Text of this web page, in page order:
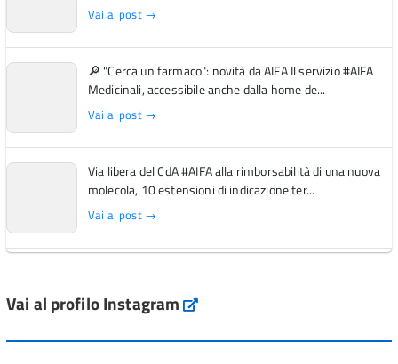
Vai al post →
🔎 "Cerca un farmaco": novità da AIFA Il servizio #AIFA
Medicinali, accessibile anche dalla home de...
Vai al post →
Via libera del CdA #AIFA alla rimborsabilità di una nuova
molecola, 10 estensioni di indicazione ter...
Vai al post →
Vai al post →
Vai al profilo Instagram Instagram